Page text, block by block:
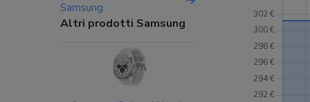
Samsung
Altri prodotti Samsung